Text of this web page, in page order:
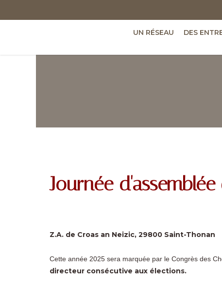
UN RÉSEAU DES
Journée d'assemblée
Z.A. de Croas an Neizic, 29800 Saint-Thonan
Cette année 2025 sera marquée par le Congrès des
directeur consécutive aux élections.